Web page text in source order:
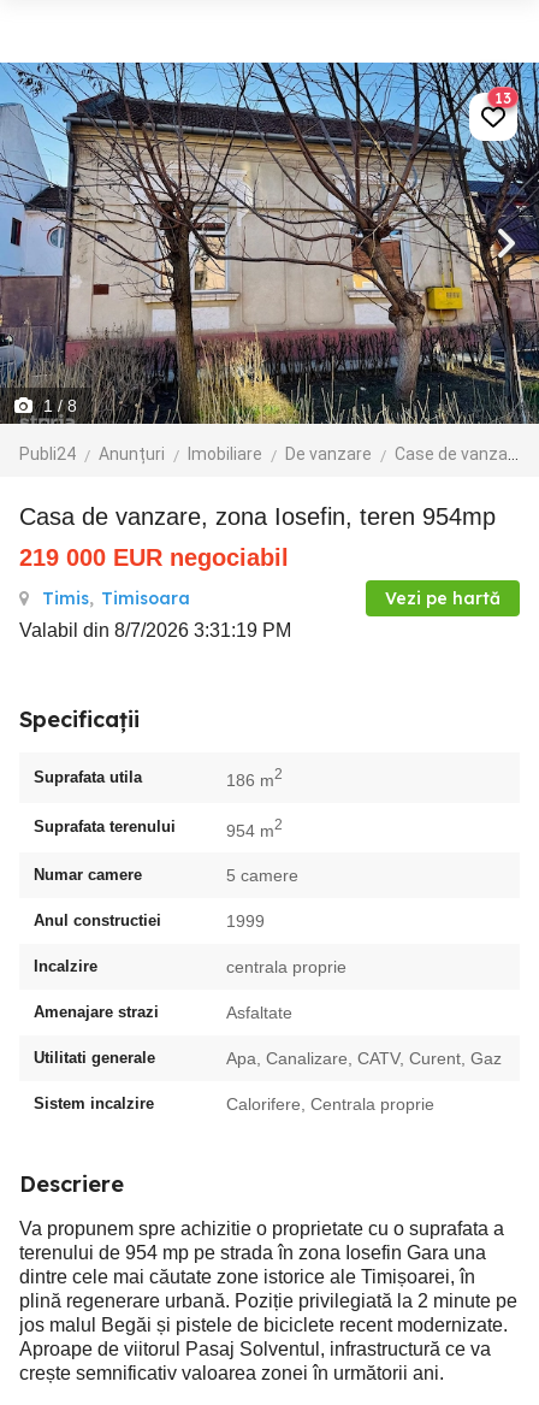
1/ 8
Publi24 Anunțuri Imobiliare De vanzare Case de vanzare
13
Casa de vanzare, zona Iosefin, teren 954mp
219 000 EUR negociabil
Timis, Timisoara Vezi pe hartă
Valabil din 8/7/2026 3:31:19 PM
Specificații
Suprafata utila 186 m2
Suprafata terenului 954 m2
Numar camere 5 camere
Anul constructiei 1999
Incalzire centrala proprie
Amenajare strazi Asfaltate
Utilitati generale Apa, Canalizare, CATV, Curent, Gaz
Sistem incalzire Calorifere, Centrala proprie
Descriere
Va propunem spre achizitie o proprietate cu o suprafata a
terenului de 954 mp pe strada în zona Iosefin Gara una
dintre cele mai căutate zone istorice ale Timișoarei, în
plină regenerare urbană. Poziție privilegiată la 2 minute pe
jos malul Begăi și pistele de biciclete recent modernizate.
Aproape de viitorul Pasaj Solventul, infrastructură ce va
crește semnificativ valoarea zonei în următorii ani.